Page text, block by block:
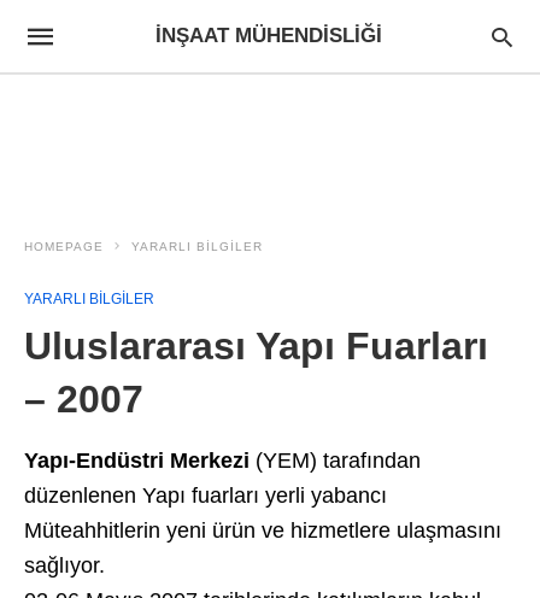
İNŞAAT MÜHENDISLIĞI
HOMEPAGE YARARLI BİLGİLER
YARARLI BİLGİLER
Uluslararası Yapı Fuarları
– 2007
Yapı-Endüstri Merkezi (YEM) tarafından
düzenlenen Yapı fuarları yerli yabancı
Müteahhitlerin yeni ürün ve hizmetlere ulaşmasını
sağlıyor.